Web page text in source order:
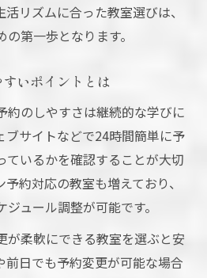
リズムに合った教室選びは、
第一歩となります。
いポイントとは
約のしやすさは継続的な学びに
ブサイトなどで24時間簡単に予
ているかを確認することが大切
約対応の教室も増えており、
ュール調整が可能です。
が柔軟にできる教室を選ぶと安
前日でも予約変更が可能な場合